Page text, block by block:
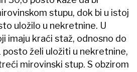
stupu, dok bi u istoj
uložilo u nekretnine. U
imaju kraći staž, odnosno do
posto želi uložiti u nekretnine,
mirovinski stup. S obzirom